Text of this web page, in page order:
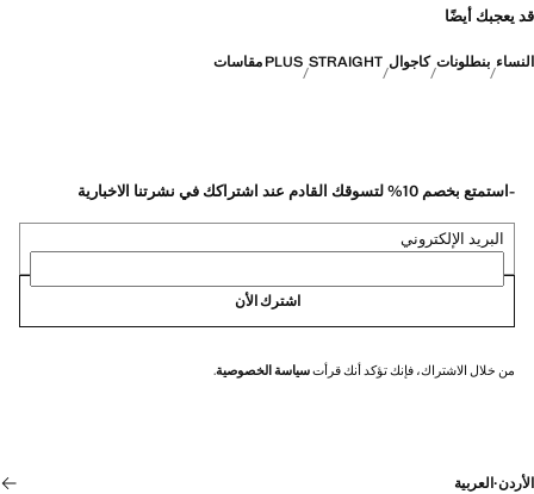
قد يعجبك أيضًا
النساء بنطلونات كاجوال STRAIGHT PLUS مقاسات
-استمتع بخصم 10% لتسوقك القادم عند اشتراكك في نشرتنا الاخبارية
البريد الإلكتروني
اشترك الأن
من خلال الاشتراك، فإنك تؤكد أنك قرأتسياسة الخصوصية.
الأردن·العربية